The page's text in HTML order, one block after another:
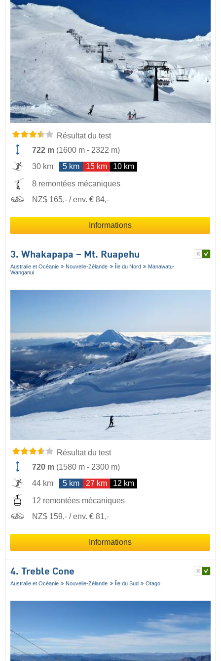
Résultat du test
722 m (1600 m - 2322 m)
30 km
5 km 15 km 10 km
8 remontées mécaniques
NZ$ 165,- / env. € 84,-
Informations
3. Whakapapa – Mt. Ruapehu
Australie et Océanie Nouvelle-Zélande Île du Nord
Manawatu-
Wanganui
Résultat du test
720 m (1580 m - 2300 m)
44 km
5 km 27 km 12 km
12 remontées mécaniques
NZ$ 159,- / env. € 81,-
Informations
4. Treble Cone
Australie et Océanie Nouvelle-Zélande Île du Sud Otago